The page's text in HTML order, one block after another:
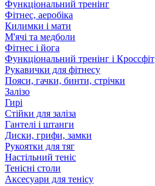
Функціональний тренінг
Фітнес, аеробіка
Килимки і мати
М'ячі та медболи
Фітнес і йога
Функціональний тренінг і Кроссфіт
Рукавички для фітнесу
Пояси, гачки, бинти, стрічки
Залізо
Гирі
Стійки для заліза
Гантелі і штанги
Диски, грифи, замки
Рукоятки для тяг
Настільний теніс
Тенісні столи
Аксесуари для тенісу